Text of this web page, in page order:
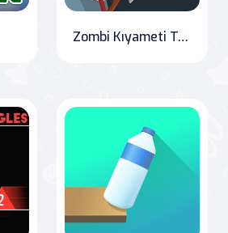
Zombi Kıyameti Testi